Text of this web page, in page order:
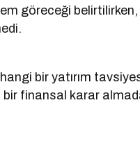
göreceği
bir yatırım
finansal karar